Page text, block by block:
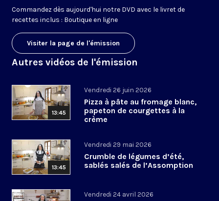
Commandez dès aujourd'hui notre DVD avec le livret de
recettes inclus : Boutique en ligne
Visiter la page de l'émission
Autres vidéos de l'émission
13:45
Vendredi 26 juin 2026
Pizza à pâte au fromage blanc,
papeton de courgettes à la
crème
13:45
Vendredi 29 mai 2026
Crumble de légumes d’été,
sablés salés de l’Assomption
Vendredi 24 avril 2026